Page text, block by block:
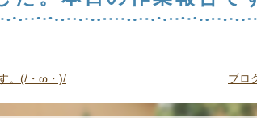
。(/・ω・)/ ブロ